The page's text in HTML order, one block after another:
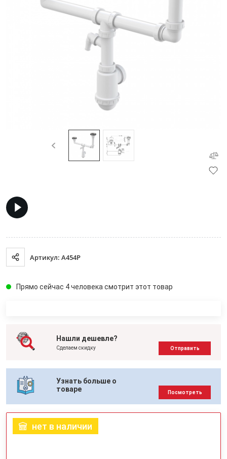
Артикул: A454P
Прямо сейчас 4 человека смотрит этот товар
Нашли дешевле?
Сделаем скидку Отправить
Узнать больше о
товаре
Посмотреть
нет в наличии